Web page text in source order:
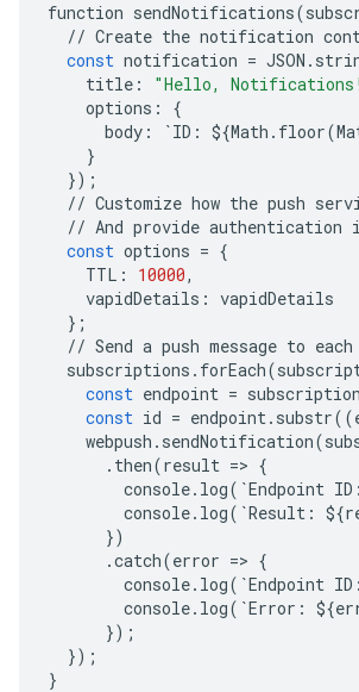
function sendNotifications(
// Create the notification
const notification = JSON .
title : "Hello,
options :
{
body : `ID : ${Math . floor(
}
});
// Customize how the push
// And provide authentication
const options = {
TTL : 10000,
vapidDetails : vapidDetails
};
// Send a push message to each
subscriptions . forEach(
const endpoint = subscription
const id = endpoint. substr((
webpush . sendNotification(
. then(result => {
console. log( `Endpoint ID :
console. log( `Result : ${
})
.catch(error => {
console. log( `Endpoint ID :
console. log( `Error : ${
});
});
}